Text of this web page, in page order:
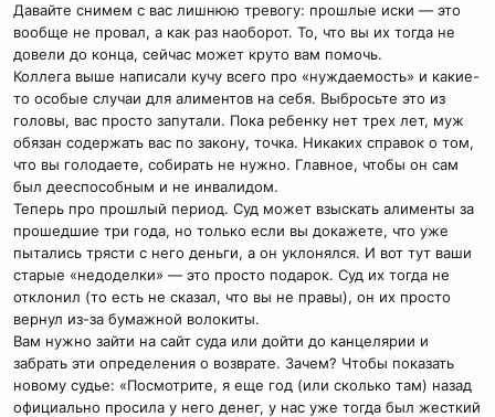
Давайте снимем с вас лишнюю тревогу: прошлые иски — это
вообще не провал, а как раз наоборот. То, что вы их тогда не
довели до конца, сейчас может круто вам помочь.
Коллега выше написали кучу всего про «нуждаемость» и какие-
то особые случаи для алиментов на себя. Выбросьте это из
головы, вас просто запутали. Пока ребенку нет трех лет, муж
обязан содержать вас по закону, точка. Никаких справок о том,
что вы голодаете, собирать не нужно. Главное, чтобы он сам
был дееспособным и не инвалидом.
Теперь про прошлый период. Суд может взыскать алименты за
прошедшие три года, но только если вы докажете, что уже
пытались трясти с него деньги, а он уклонялся. И вот тут ваши
старые «недоделки» — это просто подарок. Суд их тогда не
отклонил (то есть не сказал, что вы не правы), он их просто
вернул из-за бумажной волокиты.
Вам нужно зайти на сайт суда или дойти до канцелярии и
забрать эти определения о возврате. Зачем? Чтобы показать
новому судье: «Посмотрите, я еще год (или сколько там) назад
официально просила у него денег, у нас уже тогда был жесткий